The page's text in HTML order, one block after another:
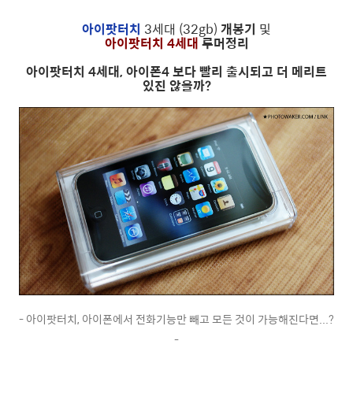
아이팟터치 3세대 (32gb) 개봉기 및
아이팟터치 4세대루머정리
아이팟터치 4세대, 아이폰4 보다 빨리 출시되고 더 메리트
있진 않을까?
- 아이팟터치, 아이폰에서 전화기능만 빼고 모든 것이 가능해진다면...?
-